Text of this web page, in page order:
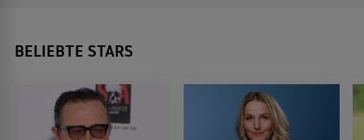
BELIEBTE STARS